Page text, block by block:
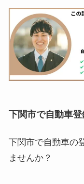
下関市で自動車
下関市で自動車の
ませんか？